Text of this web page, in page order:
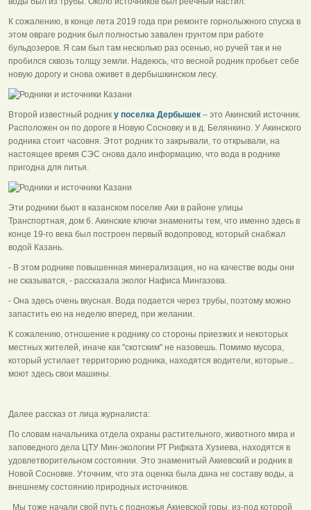
К сожалению, в конце лета 2019 года при ремонте горнолыжного спуска в
этом овраге родник был полностью завален грунтом при работе
бульдозеров. Я сам был там несколько раз осенью, но ручей так и не
пробился сквозь толщу земли. Надеюсь, что весной родник пробьет себе
новую дорогу и снова оживет в дербышкинском лесу.
Второй известный родник у поселка Дербышек – это Акинский источник.
Расположен он по дороге в Новую Сосновку и в д. Белянкино. У Акинского
родника стоит часовня. Этот родник то закрывали, то открывали, на
настоящее время СЭС снова дало информацию, что вода в роднике
пригодна для питья.
Эти родники бьют в казанском поселке Аки в районе улицы
Транспортная, дом 6. Акинские ключи знамениты тем, что именно здесь в
конце 19-го века был построен первый водопровод, который снабжал
водой Казань.
- В этом роднике повышенная минерализация, но на качестве воды они
не сказыватся, - рассказала эколог Нафиса Мингазова.
- Она здесь очень вкусная. Вода подается через трубы, поэтому можно
запастить ею на неделю вперед, при желании.
К сожалению, отношение к роднику со стороны приезжих и некоторых
местных жителей, иначе как "скотским" не назовешь. Помимо мусора,
который устилает территорию родника, находятся водители, которые...
моют здесь свои машины.
Далее рассказ от лица журналиста:
По словам начальника отдела охраны растительного, животного мира и
заповедного дела ЦТУ Мин-экологии РТ Рифката Хузиева, находятся в
удовлетворительном состоянии. Это знаменитый Акиевский и родник в
Новой Сосновке. Уточним, что эта оценка была дана не составу воды, а
внешнему состоянию природных источников.
Мы тоже начали свой путь с подножья Акиевской горы, из-под которой